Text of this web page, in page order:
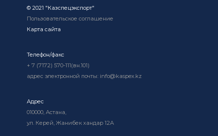
© 2021 "Казспецэкспорт"
Пользовательское соглашение
Карта сайта
Телефон/факс
+ 7 (7172) 570-111(вн.101)
адрес электронной почты: info@kaspex.kz
Адрес
010000, Астана,
ул. Керей, Жанибек хандар 12А